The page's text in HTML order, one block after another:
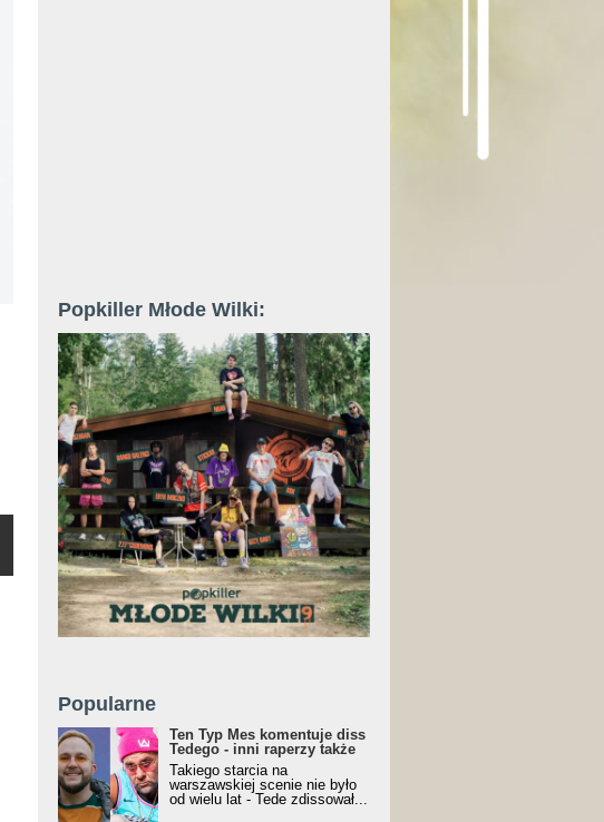
Popkiller Młode Wilki:
Popularne
Ten Typ Mes komentuje diss
Tedego - inni raperzy także
Takiego starcia na
warszawskiej scenie nie było
od wielu lat - Tede zdissował...